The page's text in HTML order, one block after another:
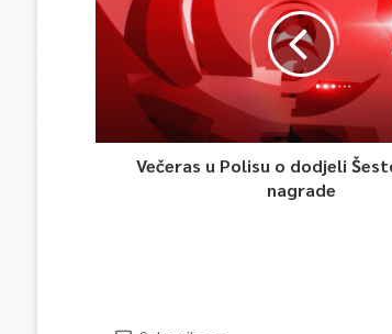
Večeras u Polisu o dodjeli
nagrade